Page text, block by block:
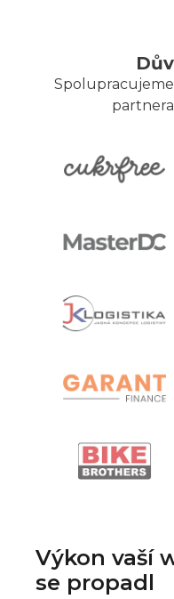
Výkon vaší
se propadl